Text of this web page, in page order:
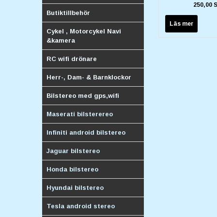
Butiktillbehör
Cykel , Motorcykel Navi
&kamera
RC wifi drönare
Herr-, Dam- & Barnklockor
Bilstereo med gps,wifi
Maserati bilsterereo
Infiniti android bilstereo
Jaguar bilstereo
Honda bilstereo
Hyundai bilstereo
Tesla android stereo
250,00
Läs mer